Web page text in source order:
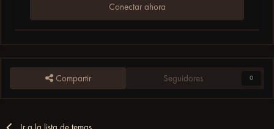
Conectar ahora
Compartir Seguidores 0